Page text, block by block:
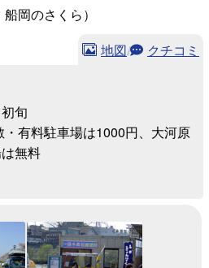
船岡のさくら）
地図/ クチコミ
旬
有料駐車場は1000円、大河原
無料